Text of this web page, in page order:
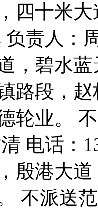
四十米
责人：
，碧水
路段，
轮业。
电话：
殷港大
不派送